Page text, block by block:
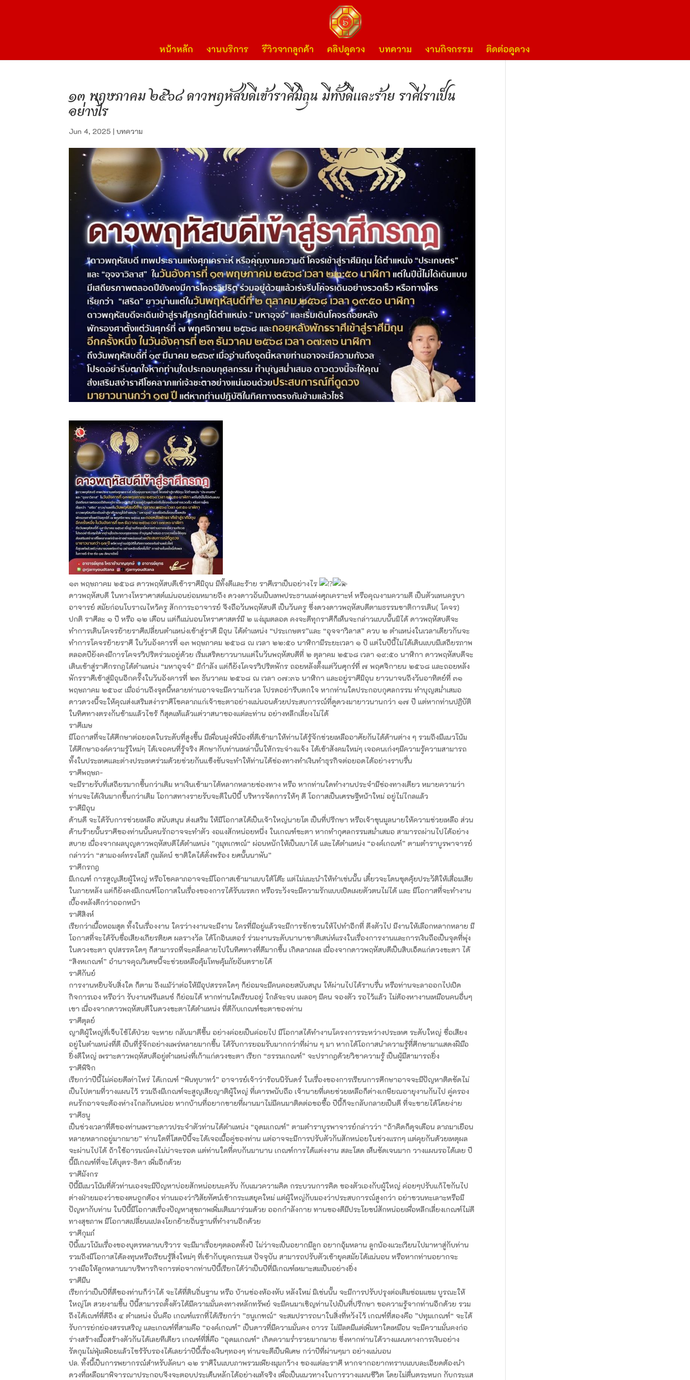
หน้าหลัก งานบริการ รีวิวจากลูกค้า คลิปดูดวง บทความ งานกิจกรรม ติดต่อดูดวง
๑๓ พฤษภาคม ๒๕๖๘ ดาวพฤหัสบดีเข้าราศีมิถุน มีทั้งดีและร้าย ราศีเราเป็น
อย่างไร
Jun 4, 2025 |บทความ
๑๓ พฤษภาคม ๒๕๖๘ ดาวพฤหัสบดีเข้าราศีมิถุน มีทั้งดีและร้าย ราศีเราเป็นอย่างไร
ดาวพฤหัสบดี ในทางโหราศาสต์แน่นอนย่อมหมายถึง ดวงดาวอันเป็นเทพประธานแห่งศุภเคราะห์ หรือคุณงามความดี เป็นตัวแทนครูบา
อาจารย์ สมัยก่อนโบราณไหว้ครู สักการะอาจารย์ จึงถือวันพฤหัสบดี เป็นวันครู ซึ่งดวงดาวพฤหัสบดีตามธรรมชาติการเดิน( โคจร)
ปกติ ราศีละ ๑ ปี หรือ ๑๒ เดือน แต่ก็แน่นอนโหราศาสตร์มี ๒ แง่มุมตลอด คงจะดีทุกราศีก็เห็นจะกล่าวแบบนั้นมิได้ ดาวพฤหัสบดีจะ
ทำการเดินโคจรย้ายราศีเปลี่ยนตำแหน่งเข้าสู่ราศี มิถุน ได้ตำแหน่ง “ประเกษตร”และ “อุจจาวิลาส” ควบ ๒ ตำแหน่งในเวลาเดียวกันจะ
ทำการโคจรย้ายราศี ในวันอังคารที่ ๑๓ พฤษภาคม ๒๕๖๘ ณ เวลา ๒๒:๕๐ นาฬิกามีระยะเวลา ๑ ปี แต่ในปีนี้ไม่ได้เดินแบบมีเสถียรภาพ
ตลอดปียังคงมีการโคจรวิปริตร่วมอยู่ด้วย เริ่มเสริดยาวนานแต่ในวันพฤหัสบดีที่ ๒ ตุลาคม ๒๕๖๘ เวลา ๑๙:๕๐ นาฬิกา ดาวพฤหัสบดีจะ
เดินเข้าสู่ราศีกรกฎได้ตำแหน่ง “มหาอุจจ์” มีกำลัง แต่ก็ยังโคจรวิปริตพักร ถอยหลังตั้งแต่วันศุกร์ที่ ๗ พฤศจิกายน ๒๕๖๘ และถอยหลัง
พักรราศีเข้าสู่มิถุนอีกครั้งในวันอังคารที่ ๒๓ ธันวาคม ๒๕๖๘ ณ เวลา ๐๗:๓๖ นาฬิกา และอยู่ราศีมิถุน ยาวนาจนถึงวันอาทิตย์ที่ ๓๑
พฤษภาคม ๒๕๖๙ เมื่ออ่านถึงจุดนี้หลายท่านอาจจะมีความกังวล โปรดอย่ารีบตกใจ หากท่านใดประกอบกุศลกรรม ทำบุญสม่ำเสมอ
ดาวดวงนี้จะให้คุณส่งเสริมสง่าราศีโชคลาภแก่เจ้าชะตาอย่างแน่นอนด้วยประสบการณ์ที่ดูดวงมายาวนานกว่า ๑๗ ปี แต่หากท่านปฏิบัติ
ในทิศทางตรงกันข้ามแล้วไซร้ ก็สุดแท้แล้วแต่วาสนาของแต่ละท่าน อย่างหลีกเลี่ยงไม่ได้
ราศีเมษ
มีโอกาสที่จะได้ศึกษาต่อยอดในระดับที่สูงขึ้น มีเพื่อนฝูงพี่น้องที่ดีเข้ามาให้ท่านได้รู้จักช่วยเหลืออาศัยกันได้ด้านต่าง ๆ รวมถึงมีแนวโน้ม
ได้ศึกษาองค์ความรู้ใหม่ๆ ได้เจอคนที่รู้จริง ศึกษากับท่านเหล่านั้นให้กระจ่างแจ้ง ได้เข้าสังคมใหม่ๆ เจอคนเก่งๆมีความรู้ความสามารถ
ทั้งในประเทศและต่างประเทศร่วมด้วยช่วยกันแข็งขันจะทำให้ท่านได้ช่องทางทำเงินทำธุรกิจต่อยอดได้อย่างราบรื่น
ราศีพฤษภ-
จะมีรายรับที่เสถียรมากขึ้นกว่าเดิม หาเงินเข้ามาได้หลากหลายช่องทาง หรือ หากท่านใดทำงานประจำมีช่องทางเดียว หมายความว่า
ท่านจะได้เงินมากขึ้นกว่าเดิม โอกาสทางรายรับจะดีในปีนี้ บริหารจัดการให้ๆ ดี โอกาสเป็นเศรษฐีหน้าใหม่ อยู่ไม่ไกลแล้ว
ราศีมิถุน
ด้านดี จะได้รับการช่วยเหลือ สนับสนุน ส่งเสริม ให้มีโอกาสได้เป็นเจ้าใหญ่นายโต เป็นที่ปรึกษา หรือเจ้าขุนมูลนายให้ความช่วยเหลือ ส่วน
ด้านร้ายนั้นราศีของท่านนั้นคนรักอาจจะทำตัว งอแงสักหน่อยหนึ่ง ในเกณฑ์ชะตา หากทำกุศลกรรมสม่ำเสมอ สามารถผ่านไปได้อย่าง
สบาย เนื่องจากผลบุญดาวพฤหัสบดีได้ตำแหน่ง ”กุมุทเกฑณ์“ ผ่อนหนักให้เป็นเบาได้ และได้ตำแหน่ง “องค์เกณฑ์” ตามตำราบูรพาจารย์
กล่าวว่า “สามองค์ทรงโสภี กุมลัคน์ ชาติใดได้ดั่งพร้อง ยศนั้นนาพัน”
ราศีกรกฎ
มีเกณฑ์ การสูญเสียผู้ใหญ่ หรือโชคลาภอาจจะมีโอกาสเข้ามาแบบใต้โต๊ะ แต่ไม่แนะนำให้ทำเช่นนั้น เดี๋ยวจะโดนขุดคุ้ยประวัติให้เสื่อมเสีย
ในภายหลัง แต่ก็ยังคงมีเกณฑ์โอกาสในเรื่องของการได้รับมรดก หรือระวังจะมีความรักแบบเปิดเผยตัวตนไม่ได้ และ มีโอกาสที่จะทำงาน
เบื้องหลังดีกว่าออกหน้า
ราศีสิงห์
เรียกว่าเนื้อหอมสุด ทั้งในเรื่องงาน ใครว่างงานจะมีงาน ใครที่มีอยู่แล้วจะมีการชักชวนให้ไปทำอีกที่ ดึงตัวไป มีงานให้เลือกหลากหลาย มี
โอกาสที่จะได้รับชื่อเสียงเกียรติยศ ผลรางวัล ได้โกอินเตอร์ ร่วมงานระดับนานาชาติเสน่ห์แรงในเรื่องการงานและการเงินถือเป็นจุดที่พุ่ง
ในดวงชะตา อุปสรรคใดๆ ก็สามารถที่จะคลี่คลายไปในทิศทางที่ดีมากขึ้น เกิดลาภผล เนื่องจากดาวพฤหัสบดีเป็นสิบเอ็ดแก่ดวงชะตา ได้
“สิงหเกณฑ์” อำนาจคุณวิเศษนี้จะช่วยเหลือคุ้มโทษคุ้มภัยอันตรายได้
ราศีกันย์
การงานหยิบจับสิ่งใด ก็ตาม ถึงแม้ว่าต่อให้มีอุปสรรคใดๆ ก็ย่อมจะมีคนคอยสนับสนุน ให้ผ่านไปได้ราบรื่น หรือท่านจะลาออกไปเปิด
กิจการเอง หรือว่า รับงานฟรีแลนซ์ ก็ย่อมได้ หากท่านใดเรียนอยู่ ใกล้จะจบ เผลอๆ มีคน จองตัว รอไว้แล้ว ไม่ต้องหางานเหมือนคนอื่นๆ
เขา เนื่องจากดาวพฤหัสบดีในดวงชะตาได้ตำแหน่ง ที่ดีกับเกณฑ์ชะตาของท่าน
ราศีตุลย์
ญาติผู้ใหญ่ที่เจ็บไข้ได้ป่วย จะหาย กลับมาดีขึ้น อย่างค่อยเป็นค่อยไป มีโอกาสได้ทำงานโครงการระหว่างประเทศ ระดับใหญ่ ชื่อเสียง
อยู่ในตำแหน่งที่ดี เป็นที่รู้จักอย่างแพร่หลายมากขึ้น ได้รับการยอมรับมากกว่าที่ผ่าน ๆ มา หากได้โอกาสนำความรู้ที่ศึกษามาแสดงฝีมือ
ยิ่งดีใหญ่ เพราะดาวพฤหัสบดีอยู่ตำแหน่งที่เก้าแก่ดวงชะตา เรียก “ธรรมเกณฑ์” จะปรากฎด้วยวิชาความรู้ เป็นผู้มีสามารถยิ่ง
ราศีพิจิก
เรียกว่าปีนี้ไม่ค่อยดีเท่าไหร่ ได้เกณฑ์ “พินทุบาทว์” อาจารย์เจ้าว่าร้อนนิรันดร์ ในเรื่องของการเรียนการศึกษาอาจจะมีปัญหาติดขัดไม่
เป็นไปตามที่วางแผนไว้ รวมถึงมีเกณฑ์จะสูญเสียญาติผู้ใหญ่ ที่เคารพนับถือ เจ้านายที่เคยช่วยเหลือก็ต่างเกษียณอายุงานกันไป คู่ครอง
คนรักอาจจะต้องห่างไกลกันหน่อย หากบ้านที่อยากขายที่ผานมาไม่มีคนมาติดต่อขอซื้อ ปีนี้ก็จะกลับกลายเป็นดี ที่จะขายได้โดยง่าย
ราศีธนู
เป็นช่วงเวลาที่ดีของท่านเพราะดาวประจำตัวท่านได้ตำแหน่ง “อุดมเกณฑ์” ตามตำราบูรพาจารย์กล่าวว่า “ถ้าคิดก็ดุจเดือน ลาภมาเยือน
หลายหลากอยู่มากมาย” ท่านใดที่โสดปีนี้จะได้เจอเนื้อคู่ของท่าน แต่อาจจะมีการปรับตัวกันสักหน่อยในช่วงแรกๆ แต่คุยกันด้วยเหตุผล
จะผ่านไปได้ ถ้าใช้อารมณ์คงไม่น่าจะรอด แต่ท่านใดที่คบกันมานาน เกณฑ์การได้แต่งงาน สละโสด เห็นชัดเจนมาก วางแผนรอได้เลย ปี
นี้มีเกณฑ์ที่จะได้บุตร-ธิดา เพิ่มอีกด้วย
ราศีมังกร
ปีนี้มีแนวโน้มที่ตัวท่านเองจะมีปัญหาบ่อยสักหน่อยนะครับ กับแนวความคิด กระบวนการคิด ของตัวเองกับผู้ใหญ่ ค่อยๆปรับแก้ไขกันไป
ต่างฝ่ายมองว่าของตนถูกต้อง ท่านมองว่าวิสัยทัศน์เข้ากระแสยุคใหม่ แต่ผู้ใหญ่กับมองว่าประสบการณ์สูงกว่า อย่าชวนทะเลาะหรือมี
ปัญหากับท่าน ในปีนี้มีโอกาสเรื่องปัญหาสุขภาพเพิ่มเติมมาร่วมด้วย ออกกำลังกาย ทานของดีมีประโยชน์สักหน่อยเพื่อหลีกเลี่ยงเกณฑ์ไม่ดี
ทางสุขภาพ มีโอกาสเปลี่ยนแปลงโยกย้ายถิ่นฐานที่ทำงานอีกด้วย
ราศีกุมภ์
ปีนี้แนวโน้มเรื่องของบุตรหลานบริวาร จะมีมาเรื่อยๆตลอดทั้งปี ไม่ว่าจะเป็นอยากมีลูก อยากอุ้มหลาน ลูกน้องแวะเวียนไปมาหาสู่กับท่าน
รวมถึงมีโอกาสได้ลงทุนหรือเรียนรู้สิ่งใหม่ๆ ที่เข้ากับยุคกระแส ปัจจุบัน สามารถปรับตัวเข้ายุคสมัยได้แน่นอน หรือหากท่านอยากจะ
วางมือให้ลูกหลานมาบริหารกิจการต่อจากท่านปีนี้เรียกได้ว่าเป็นปีที่มีเกณฑ์เหมาะสมเป็นอย่างยิ่ง
ราศีมีน
เรียกว่าเป็นปีที่ดีของท่านก็ว่าได้ จะได้ที่ดินถิ่นฐาน หรือ บ้านช่องห้องหับ หลังใหม่ มิเช่นนั้น จะมีการปรับปรุงต่อเติมซ่อมแซม บูรณะให้
ใหญ่โต สวยงามขึ้น ปีนี้สามารถตั้งตัวได้มีความมั่นคงทางหลักทรัพย์ จะมีคนมาเชิญท่านไปเป็นที่ปรึกษา ขอความรู้จากท่านอีกด้วย รวม
ถึงได้เณฑ์ที่ดีถึง ๔ ตำแหน่ง นั่นคือ เกณฑ์แรกที่ได้เรียกว่า ”ธนูเกฑณ์“ จะสมปรารถนาในสิ่งที่หวังไว้ เกณฑ์ที่สองคือ ”ปทุมเกณฑ์“ จะได้
รับการย่กย่องสรรเสริญ และเกณฑ์ที่สามคือ “องค์เกณฑ์” เป็นดาวที่มีความมั่นคง ถาวร ไม่มีลดมีแต่เพิ่มหาใดเหมือน จะมีความมั่นคงก่อ
ร่างสร้างเนื้อสร้างตัวกันได้เลยทีเดียว เกณฑ์ที่สี่คือ ”อุดมเกณฑ์“ เกิดความร่ำรวยมากมาย ซึ่งหากท่านได้วางแผนทางการเงินอย่าง
รัดกุมไม่ฟุ่มเฟือยแล้วไซร้รับรองได้เลยว่าปีนี้เรื่องเงินๆทองๆ ท่านจะดีเป็นพิเศษ กว่าปีที่ผ่านๆมา อย่างแน่นอน
ปล. ทั้งนี้เป็นการพยากรณ์สำหรับลัคนา ๑๒ ราศีในแบบภาพรวมเพียงมุมกว้าง ของแต่ละราศี หากจากอยากทราบแบบละเอียดต้องนำ
ดวงที่เหลือมาพิจารณาประกอบจึงจะตอบประเด็นหลักได้อย่างแท้จริง เพื่อเป็นแนวทางในการวางแผนชีวิต โดยไม่ตื่นตระหนก กับกระแส